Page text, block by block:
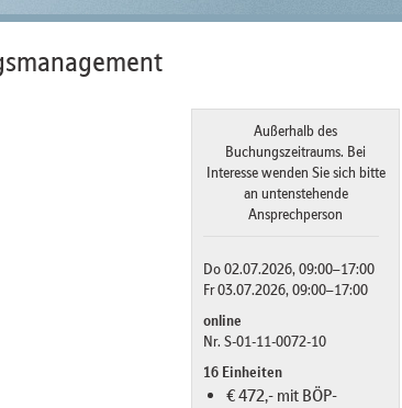
Außerhalb des
Buchungszeitraums. Bei
Interesse wenden Sie sich bitte
an untenstehende
Ansprechperson
Do 02.07.2026, 09:00–17:00
Fr 03.07.2026, 09:00–17:00
online
Nr. S-01-11-0072-10
16 Einheiten
€ 472,- mit BÖP-